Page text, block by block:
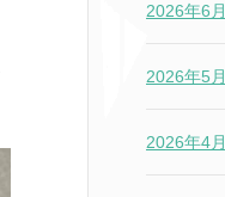
2026年6月
2026年5月
2026年4月